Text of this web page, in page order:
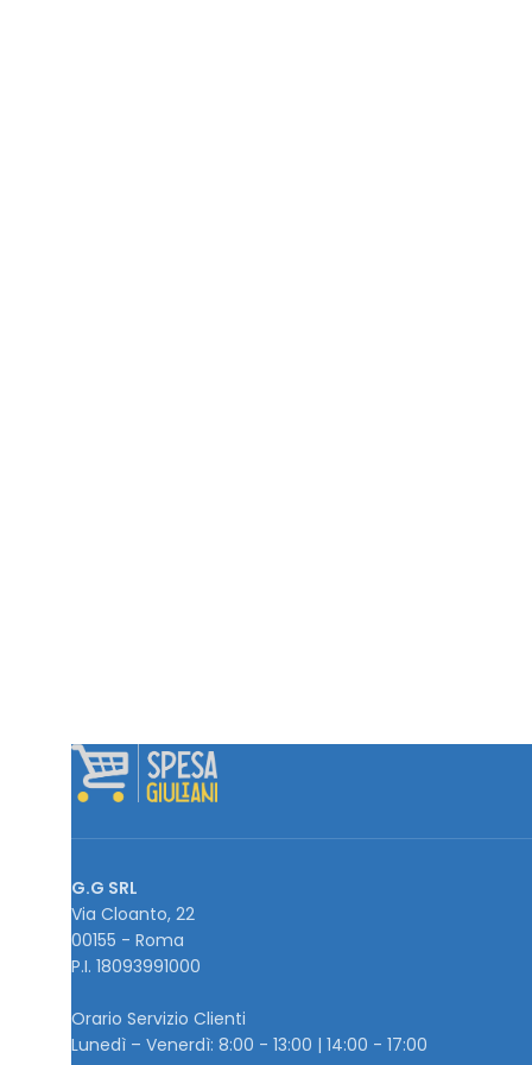
G.G SRL
Via Cloanto, 22
00155 - Roma
P.I. ‭18093991000
Orario Servizio Clienti
Lunedì – Venerdì: 8:00 - 13:00 | 14:00 - 17:00